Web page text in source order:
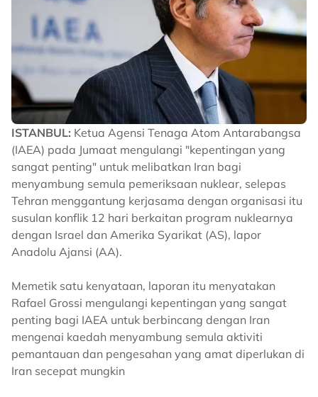
ISTANBUL: Ketua Agensi Tenaga Atom Antarabangsa
(IAEA) pada Jumaat mengulangi "kepentingan yang
sangat penting" untuk melibatkan Iran bagi
menyambung semula pemeriksaan nuklear, selepas
Tehran menggantung kerjasama dengan organisasi itu
susulan konflik 12 hari berkaitan program nuklearnya
dengan Israel dan Amerika Syarikat (AS), lapor
Anadolu Ajansi (AA).
Memetik satu kenyataan, laporan itu menyatakan
Rafael Grossi mengulangi kepentingan yang sangat
penting bagi IAEA untuk berbincang dengan Iran
mengenai kaedah menyambung semula aktiviti
pemantauan dan pengesahan yang amat diperlukan di
Iran secepat mungkin